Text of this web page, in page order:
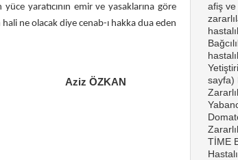
yaratıcının emir ve yasaklarına göre
ne olacak diye cenab-ı hakka dua eden
afiş ve
sayfa)
TİME